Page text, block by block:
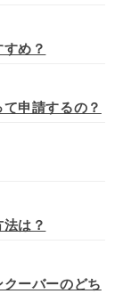
め？
申請するの？
は？
ーバーのどち